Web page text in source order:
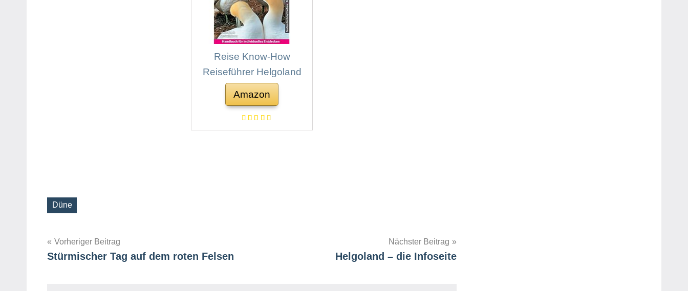
Reise Know-How
Reiseführer Helgoland
Amazon
Schlagwörter
Düne
Beitragsnavigation
Vorheriger Beitrag
Stürmischer Tag auf dem roten Felsen
Nächster Beitrag
Helgoland – die Infoseite